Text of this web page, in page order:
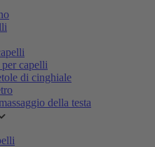
capelli
di cinghiale
della testa